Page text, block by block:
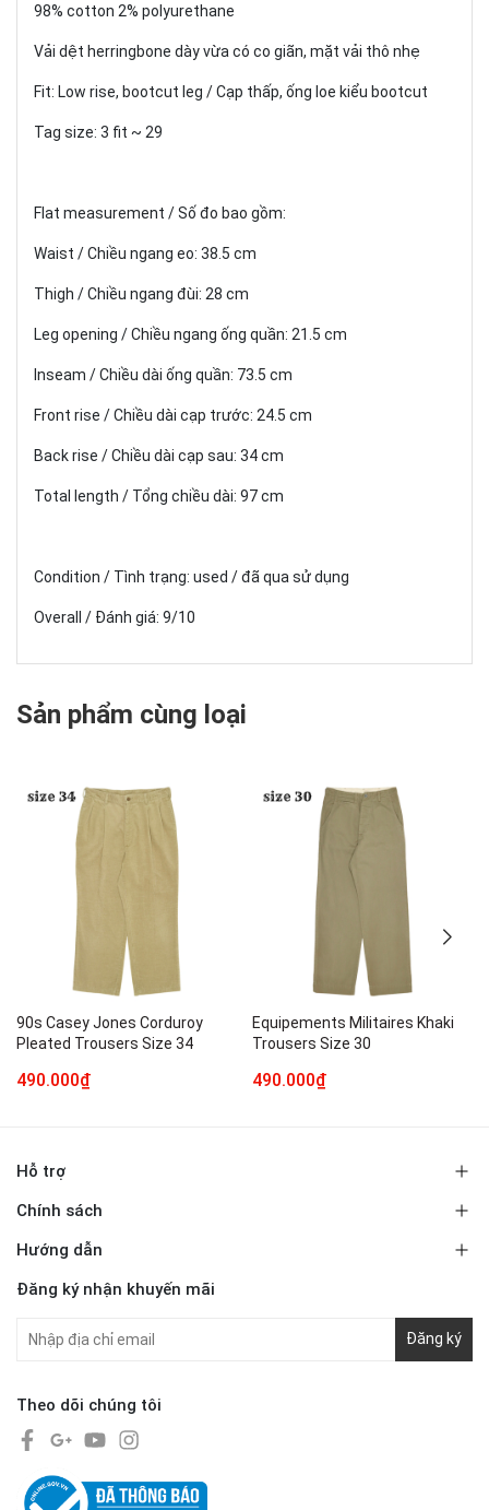
98% cotton 2% polyurethane
Vải dệt herringbone dày vừa có co giãn, mặt vải thô nhẹ
Fit: Low rise, bootcut leg / Cạp thấp, ống loe kiểu bootcut
Tag size: 3 fit ~ 29
Flat measurement / Số đo bao gồm:
Waist / Chiều ngang eo: 38.5 cm
Thigh / Chiều ngang đùi: 28 cm
Leg opening / Chiều ngang ống quần: 21.5 cm
Inseam / Chiều dài ống quần: 73.5 cm
Front rise / Chiều dài cạp trước: 24.5 cm
Back rise / Chiều dài cạp sau: 34 cm
Total length / Tổng chiều dài: 97 cm
Condition / Tình trạng: used / đã qua sử dụng
Overall / Đánh giá: 9/10
Sản phẩm cùng loại
90s Casey Jones Corduroy
Pleated Trousers Size 34
490.000₫
Equipements Militaires Khaki
Trousers Size 30
490.000₫
Hỗ trợ
Chính sách
Hướng dẫn
Đăng ký nhận khuyến mãi
Đăng ký
Theo dõi chúng tôi